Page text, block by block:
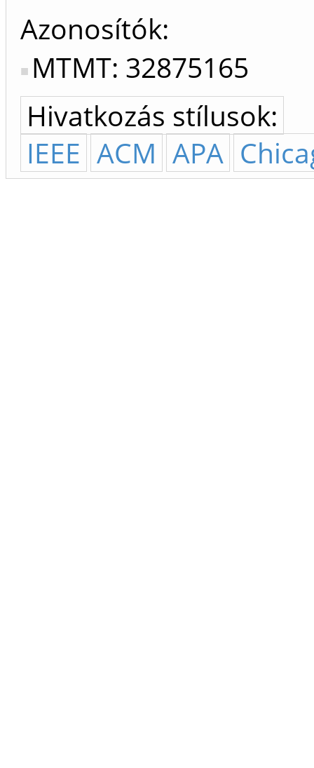
Azonosítók
MTMT: 32875165
Hivatkozás stílusok:
IEEE ACM APA